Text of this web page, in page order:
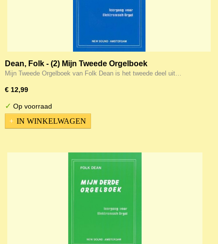
Dean, Folk - (2) Mijn Tweede Orgelboek
Mijn Tweede Orgelboek van Folk Dean is het tweede deel uit…
€ 12,99
✓ Op voorraad
IN WINKELWAGEN